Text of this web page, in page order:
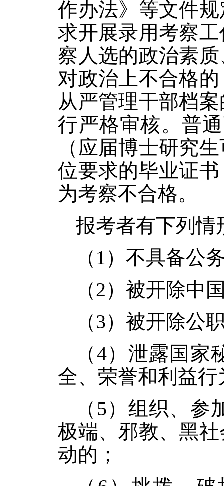
作办法》等文件
求开展录用考察
察人选的政治素
对政治上不合格
从严管理干部档
行严格审核。普
（应届博士研究
位要求的毕业证
为考察不合格。
报考者有下列情
（1）不具备公
（2）被开除中
（3）被开除公
（4）泄露国
全、荣誉和利益行
（5）组织、
极端、邪教、黑
动的；